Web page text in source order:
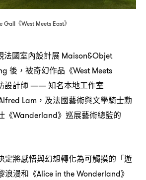
Gall 《West Meets East》
法國室內設計展 Maison&Objet
後 ， 被奇幻作品《West Meets
設計師——知名本地工作室
Lam， 及法國藝術與文學騎士勳
《Wanderland》巡展藝術總監的
定將感悟與幻想轉化為可觸摸的「遊
浪漫和《Alice in the Wonderland》